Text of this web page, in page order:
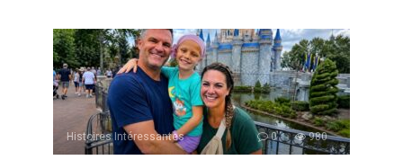
Histoires Intéressantes 0 980